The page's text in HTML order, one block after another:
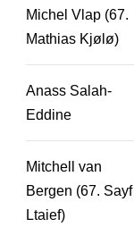
Michel Vlap (67.
Mathias Kjølø)
Anass Salah-
Eddine
Mitchell van
Bergen (67. Sayf
Ltaief)